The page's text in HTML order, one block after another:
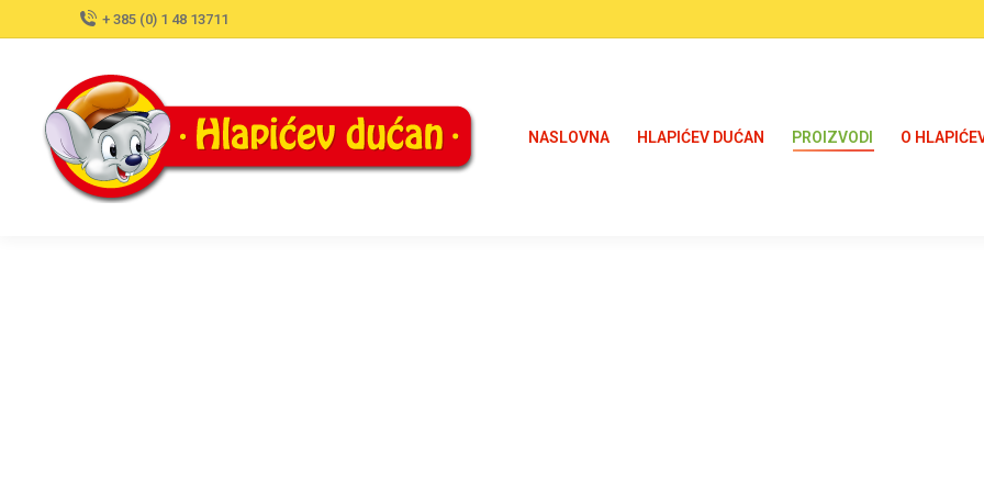
+ 385 (0) 1 48 13711
NASLOVNA HLAPIĆEV DUĆAN PROIZVODI O